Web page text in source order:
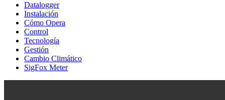
Datalogger
Instalación
Cómo Opera
Control
Tecnología
Gestión
Cambio Climático
SigFox Meter